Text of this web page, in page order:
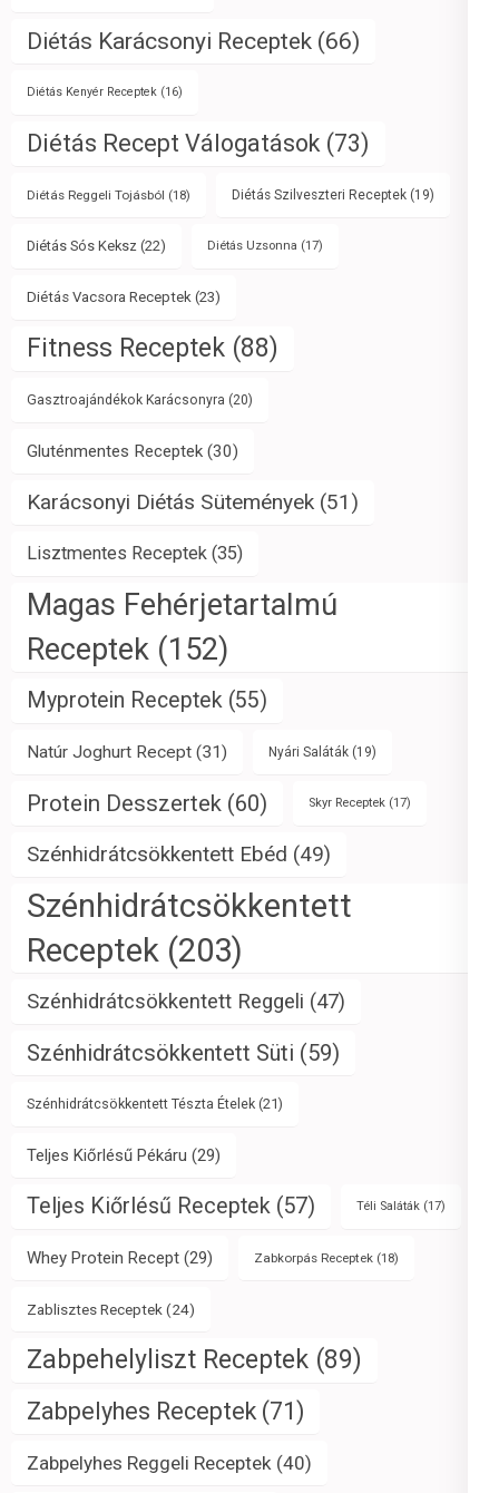
Diétás Karácsonyi Receptek (66)
Diétás Kenyér Receptek (16)
Diétás Recept Válogatások (73)
Diétás Reggeli Tojásból (18) Diétás Szilveszteri Receptek (19)
Diétás Sós Keksz (22) Diétás Uzsonna (17)
Diétás Vacsora Receptek (23)
Fitness Receptek (88)
Gasztroajándékok Karácsonyra (20)
Gluténmentes Receptek (30)
Karácsonyi Diétás Sütemények (51)
Lisztmentes Receptek (35)
Magas Fehérjetartalmú
Receptek (152)
Myprotein Receptek (55)
Natúr Joghurt Recept (31) Nyári Saláták (19)
Protein Desszertek (60) Skyr Receptek (17)
Szénhidrátcsökkentett Ebéd (49)
Szénhidrátcsökkentett
Receptek (203)
Szénhidrátcsökkentett Reggeli (47)
Szénhidrátcsökkentett Süti (59)
Szénhidrátcsökkentett Tészta Ételek (21)
Teljes Kiőrlésű Pékáru (29)
Teljes Kiőrlésű Receptek (57) Téli Saláták (17)
Whey Protein Recept (29) Zabkorpás Receptek (18)
Zablisztes Receptek (24)
Zabpehelyliszt Receptek (89)
Zabpelyhes Receptek (71)
Zabpelyhes Reggeli Receptek (40)